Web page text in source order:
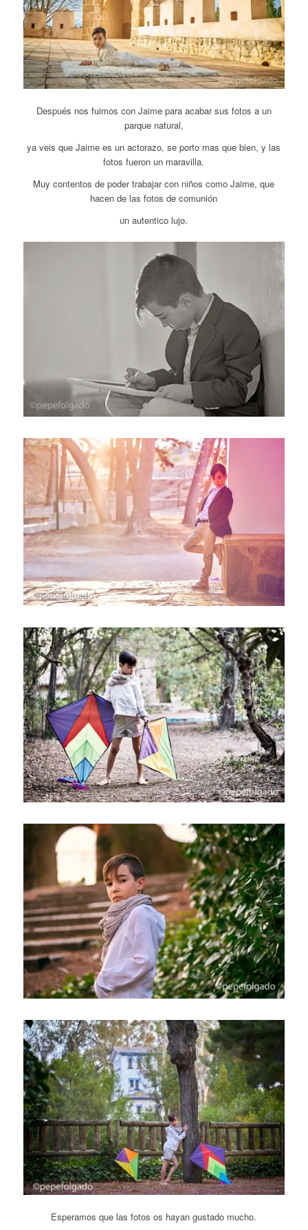
Después nos fuimos con Jaime para acabar sus fotos a un
parque natural,
ya veis que Jaime es un actorazo, se porto mas que bien, y las
fotos fueron un maravilla.
Muy contentos de poder trabajar con niños como Jaime, que
hacen de las fotos de comunión
un autentico lujo.
Esperamos que las fotos os hayan gustado mucho.